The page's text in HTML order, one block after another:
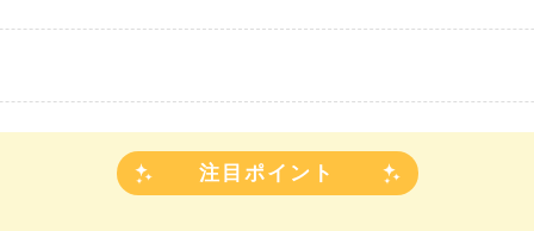
注目ポイント